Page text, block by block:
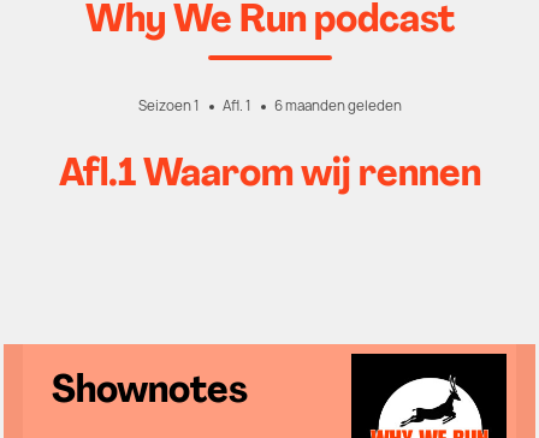
Why We Run podcast
Seizoen 1 Afl. 1 6 maanden geleden
Afl.1 Waarom wij rennen
Shownotes